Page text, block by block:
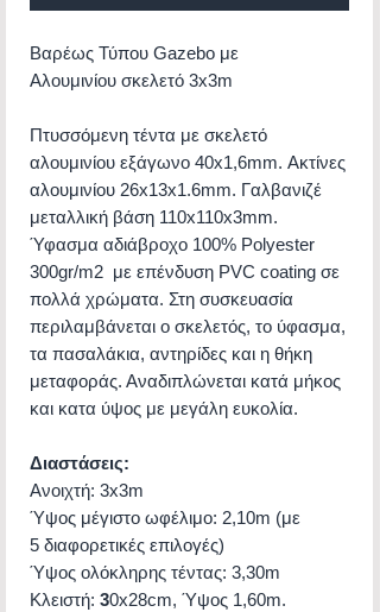
Βαρέως Τύπου Gazebo με
Αλουμινίου σκελετό 3x3m
Πτυσσόμενη τέντα με σκελετό
αλουμινίου εξάγωνο 40x1,6mm. Ακτίνες
αλουμινίου 26x13x1.6mm. Γαλβανιζέ
μεταλλική βάση 110x110x3mm.
Ύφασμα αδιάβροχο 100% Polyester
300gr/m2 με επένδυση PVC coating σε
πολλά χρώματα. Στη συσκευασία
περιλαμβάνεται ο σκελετός, το ύφασμα,
τα πασαλάκια, αντηρίδες και η θήκη
μεταφοράς. Αναδιπλώνεται κατά μήκος
και κατα ύψος με μεγάλη ευκολία.
Διαστάσεις:
Ανοιχτή: 3x3m
Ύψος μέγιστο ωφέλιμο: 2,10m (με
5 διαφορετικές επιλογές)
Ύψος ολόκληρης τέντας: 3,30m
Κλειστή: 30x28cm, Ύψος 1,60m.